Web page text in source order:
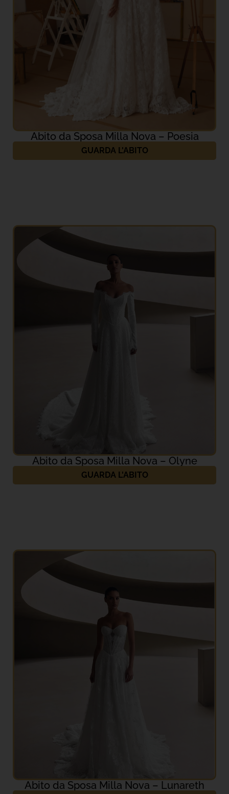
Abito da Sposa Milla Nova – Poesia
GUARDA L'ABITO
Abito da Sposa Milla Nova – Olyne
GUARDA L'ABITO
Abito da Sposa Milla Nova – Lunareth